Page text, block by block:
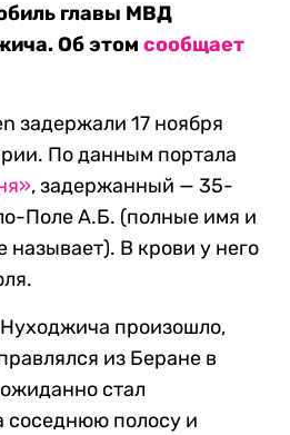
главы МВД
Об этом сообщает
задержали 17 ноября
По данным портала
, задержанный — 35-
Поле А.Б. (полные имя и
В крови у него
произошло,
из Беране в
стал
соседнюю полосу и